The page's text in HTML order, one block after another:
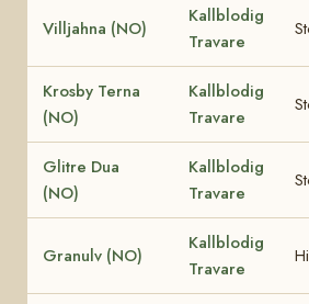
Villjahna (NO)
Kallblodig
Travare
Krosby Terna
(NO)
Kallblodig
Travare
Glitre Dua
(NO)
Kallblodig
Travare
Granulv (NO)
Kallblodig
Travare